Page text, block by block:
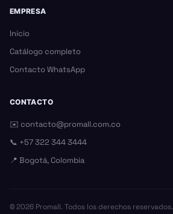
EMPRESA
Inicio
Catálogo completo
Contacto WhatsApp
CONTACTO
✉️ contacto@promall.com.co
📞 +57 322 344 3444
📍 Bogotá, Colombia
©2026 Promall. Todos los derechos reservados.